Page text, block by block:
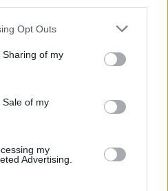
Opt Outs
of my
of my
my
Advertising.
bandymu įsitvirtinti
00:00:59
Vakarinis aplinkkelis: